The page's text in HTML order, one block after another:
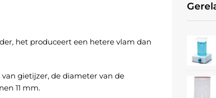
het produceert een hetere vlam dan
gietijzer, de diameter van de
11 mm.